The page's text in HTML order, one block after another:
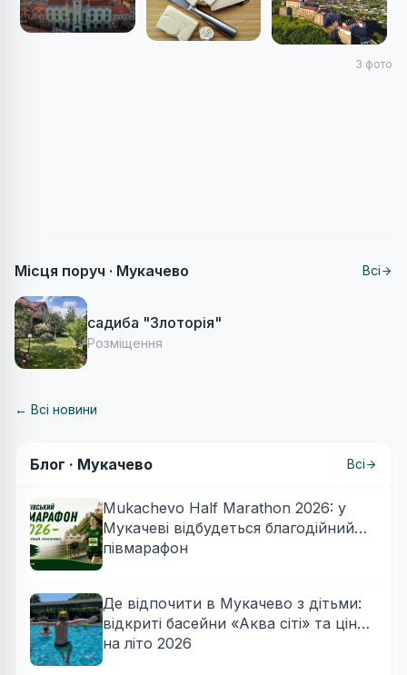
3 фото
Місця поруч · Мукачево Всі
садиба "Злоторія"
Розміщення
← Всі новини
Блог · Мукачево Всі
Mukachevo Half Marathon 2026: у
Мукачеві відбудеться благодійний
півмарафон
Де відпочити в Мукачево з дітьми:
відкриті басейни «Аква сіті» та ціни
на літо 2026